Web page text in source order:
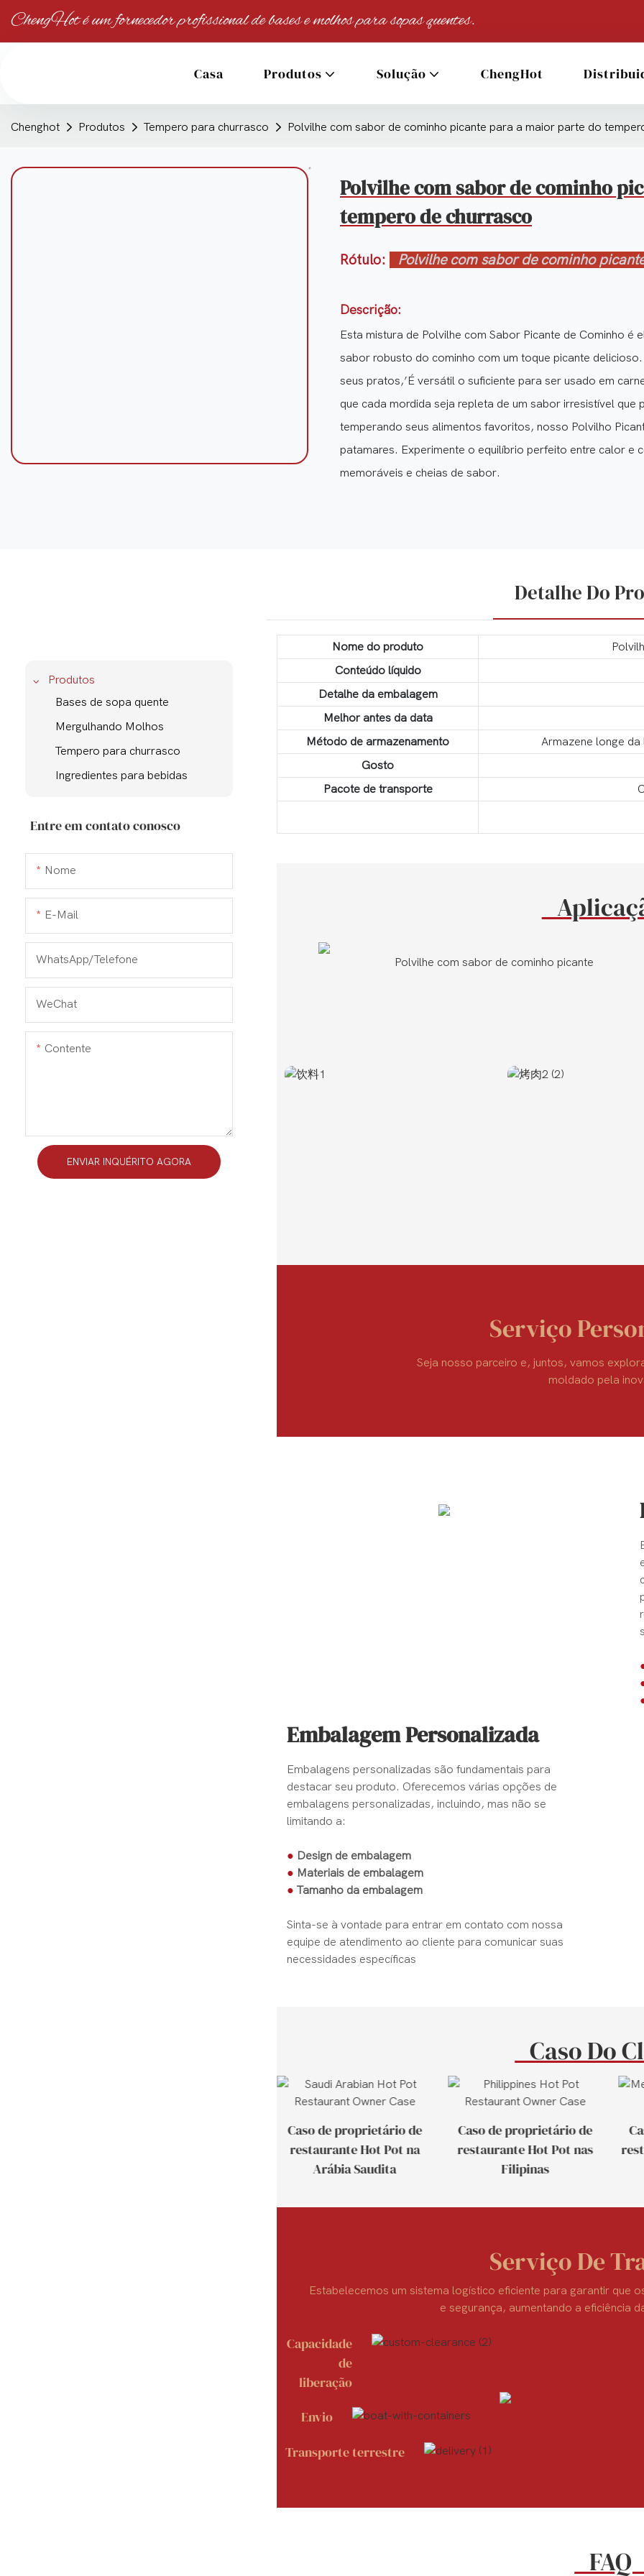
ChengHot é um fornecedor profissional de bases e molhos para sopas quentes.
Casa Produtos Solução ChengHot
Chenghot Produtos Tempero para churrasco Polvilhe com sabor de cominho picante para a maior parte do
Polvilhe com sabor de cominho
tempero de churrasco
Rótulo: Polvilhe com sabor de cominho
Descrição:
Esta mistura de Polvilhe com Sabor Picante de Cominho
sabor robusto do cominho com um toque picante
seus pratos,’É versátil o suficiente para ser usado em
que cada mordida seja repleta de um sabor irresistível que
temperando seus alimentos favoritos, nosso Polvilho
patamares. Experimente o equilíbrio perfeito entre calor e
memoráveis ​​e cheias de sabor.
Detalhe Do
Nome do produto
Conteúdo líquido
Detalhe da embalagem
Melhor antes da data
Método de armazenamento
Armazene longe
Gosto
Pacote de transporte
Polvilhe com sabor de cominho picante
Serviço
Seja nosso parceiro e, juntos, vamos
moldado pela
Embalagem Personalizada
Embalagens personalizadas são fundamentais para
destacar seu produto. Oferecemos várias opções de
embalagens personalizadas, incluindo, mas não se
limitando a:
● Design de embalagem
● Materiais de embalagem
● Tamanho da embalagem
Sinta-se à vontade para entrar em contato com nossa
equipe de atendimento ao cliente para comunicar suas
necessidades específicas
Caso Do
Caso de proprietário de
restaurante Hot Pot na
Arábia Saudita
Caso de proprietário de
restaurante Hot Pot nas
Filipinas
Serviço De
Estabelecemos um sistema logístico eficiente para garantir que
e segurança, aumentando a eficiência
Capacidade
de
liberação
Envio
Transporte terrestre
FAQ
Produtos
Bases de sopa quente
Mergulhando Molhos
Tempero para churrasco
Ingredientes para bebidas
Entre em contato conosco
Nome
E-Mail
WhatsApp/Telefone
WeChat
Contente
ENVIAR INQUÉRITO AGORA